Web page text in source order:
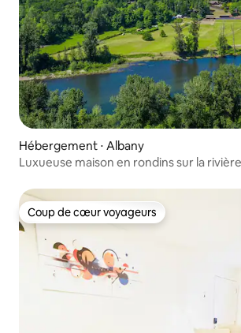
Hébergement ⋅ Albany
Luxueuse maison en rondins sur la
Coup de cœur voyageurs
Coup de cœur voyageurs